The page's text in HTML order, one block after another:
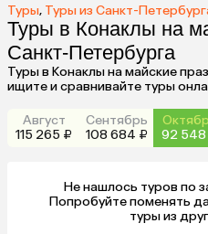
Туры, Туры из Санкт-
Туры в Конаклы на
Санкт-Петербурга
Туры в Конаклы на майские
ищите и сравнивайте туры
Август
115 265 ₽
Сентябрь
108 684 ₽
92 548
Не нашлось туров по
туры из